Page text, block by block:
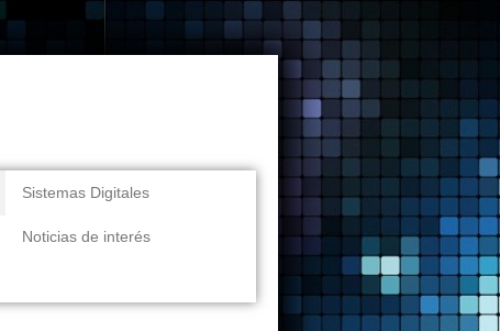
Sistemas Digitales
Noticias de interés